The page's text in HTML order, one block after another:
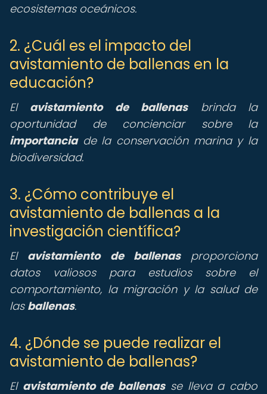
ecosistemas oceánicos.
2. ¿Cuál es el impacto del
avistamiento de ballenas en la
educación?
El avistamiento de ballenasbrinda la
oportunidad de concienciar sobre la
importanciade la conservación marina y la
biodiversidad.
3. ¿Cómo contribuye el
avistamiento de ballenas a la
investigación científica?
El avistamiento de ballenasproporciona
datos valiosos para estudios sobre el
comportamiento, la migración y la salud de
las ballenas.
4. ¿Dónde se puede realizar el
avistamiento de ballenas?
El avistamiento de ballenasse lleva a cabo